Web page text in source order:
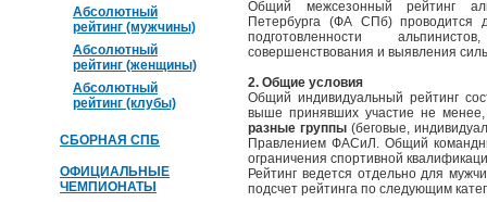
Абсолютный
рейтинг (мужчины)
Абсолютный
рейтинг (женщины)
Абсолютный
рейтинг (клубы)
СБОРНАЯ СПБ
ОФИЦИАЛЬНЫЕ
ЧЕМПИОНАТЫ
Общий межсезонный рейтинг
Петербурга (ФА СПб) проводится
подготовленности
совершенствования и выявления
2. Общие условия
Общий индивидуальный рейтинг
выше принявших участие не
разные группы (беговые,
Правлением ФАСиЛ. Общий
ограничения спортивной
Рейтинг ведется отдельно для
подсчет рейтинга по следующим